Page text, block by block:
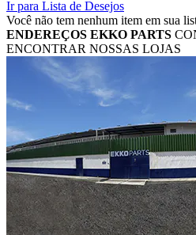
Ir para Lista de Desejos
Você não tem nenhum item em sua
ENDEREÇOS EKKO PARTS
ENCONTRAR NOSSAS LOJAS